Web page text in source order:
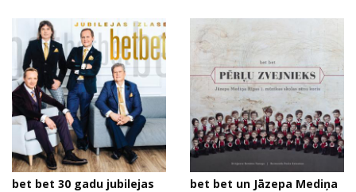
bet bet 30 gadu jubilejas
bet bet un Jāzepa Mediņa